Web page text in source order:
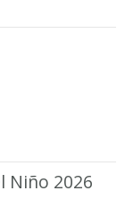
Niño 2026